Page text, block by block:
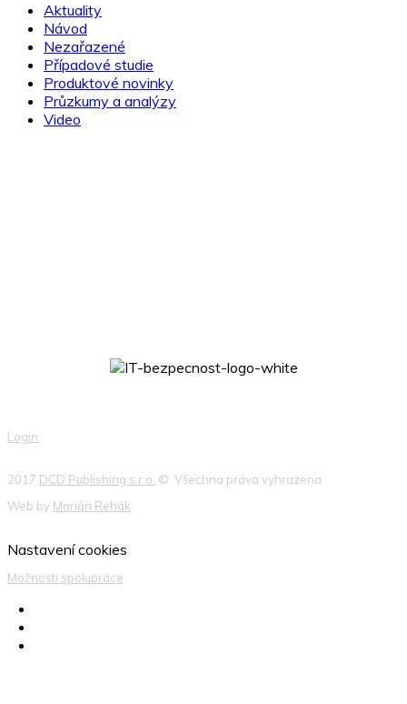
Aktuality
Návod
Nezařazené
Případové studie
Produktové novinky
Průzkumy a analýzy
Video
Login
2017 DCD Publishing s.r.o. © Všechna práva vyhrazena
Web by Marián Rehák
Nastavení cookies
Možnosti spolupráce